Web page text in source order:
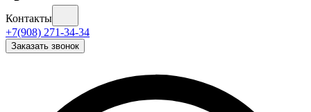
Контакты
+7(908) 271-34-34
Заказать звонок